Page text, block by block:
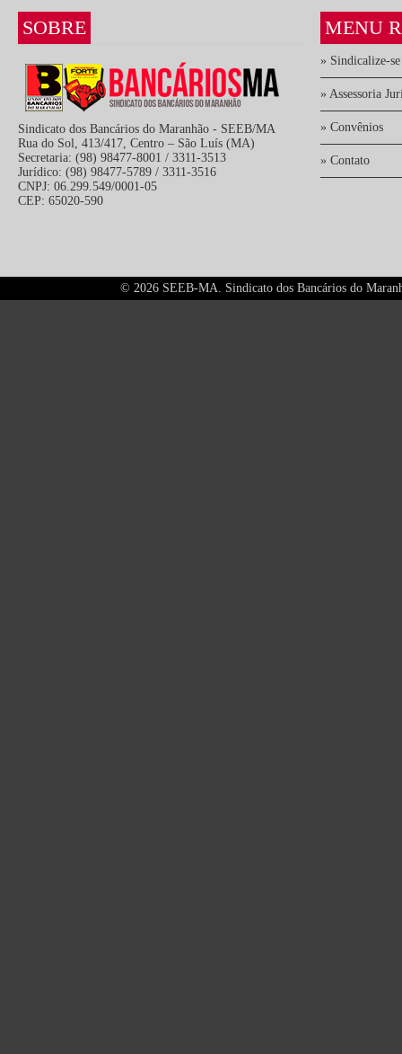
SOBRE
Sindicato dos Bancários do Maranhão - SEEB/MA
Rua do Sol, 413/417, Centro – São Luís (MA)
Secretaria: (98) 98477-8001 / 3311-3513
Jurídico: (98) 98477-5789 / 3311-3516
CNPJ: 06.299.549/0001-05
CEP: 65020-590
MENU
» Sindicalize-se
» Assessoria
» Convênios
» Contato
© 2026 SEEB-MA. Sindicato dos Bancários do